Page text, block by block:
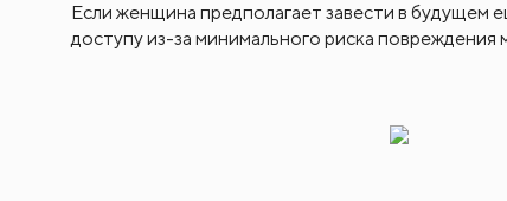
Если женщина предполагает завести в будущем
доступу из-за минимального риска повреждения